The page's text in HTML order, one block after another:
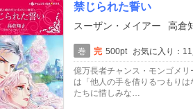
禁じられた誓い
スーザン・メイアー
高倉
巻 完 500pt
お気に入り：11
億万長者チャンス・モンゴメ
は「他人の手を借りるつもり
たちに惜しみな…